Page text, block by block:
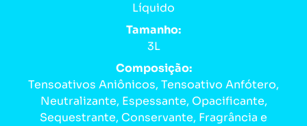
Líquido
Tamanho:
3L
Composição:
Tensoativos Aniônicos, Tensoativo Anfótero,
Neutralizante, Espessante, Opacificante,
Sequestrante, Conservante, Fragrância e